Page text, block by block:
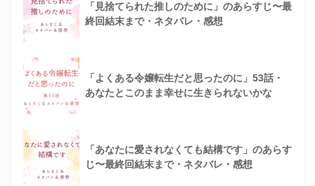
「見捨てられた推しのために」のあらすじ〜最
終回結末まで・ネタバレ・感想
「よくある令嬢転生だと思ったのに」53話・
あなたとこのまま幸せに生きられないかな
「あなたに愛されなくても結構です」のあらす
じ〜最終回結末まで・ネタバレ・感想